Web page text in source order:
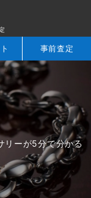
事前査定
リーが5分で分かる